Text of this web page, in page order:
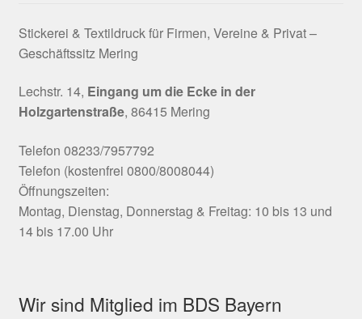
Stickerei & Textildruck für Firmen, Vereine & Privat –
Geschäftssitz Mering
Lechstr. 14, Eingang um die Ecke in der
Holzgartenstraße, 86415 Mering
Telefon 08233/7957792
Telefon (kostenfrei 0800/8008044)
Öffnungszeiten:
Montag, Dienstag, Donnerstag & Freitag: 10 bis 13 und
14 bis 17.00 Uhr
Wir sind Mitglied im BDS Bayern